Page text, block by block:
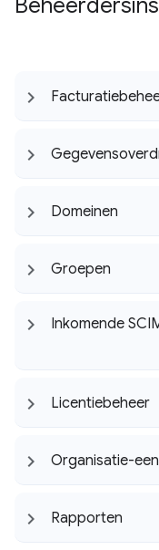
Domeinen
Groepen
Inkomende
Licentiebeheer
Organisatie-
Rapporten